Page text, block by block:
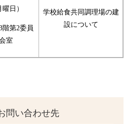
曜日）
階第2委員
室
学校給食共同調理場の建
設について
問い合わせ先